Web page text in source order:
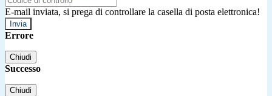
E-mail inviata, si prega di controllare la casella di posta elettronica!
Errore
Chiudi
Successo
Chiudi